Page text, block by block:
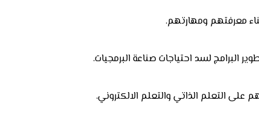
معرفتهم ومهارتهم.
البرامج لسد احتياجات صناعة البرمجيات.
على التعلم الذاتي والتعلم الالكتروني.